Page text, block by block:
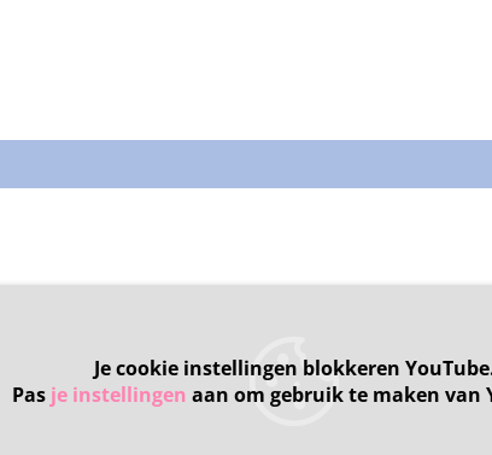
Je cookie instellingen blokkeren
Pas je instellingen aan om gebruik te maken van